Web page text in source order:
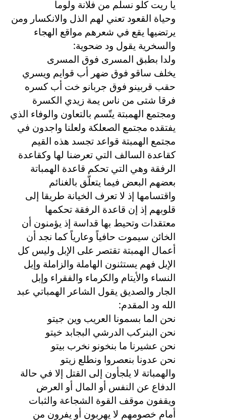
يا ريت كلو نسلم من فلانة ولوما
وحياة القعود تعني لهم الذل والانكسار ومن
يرتضيها يقع في شعرهم مواقع الهجاء
والسخرية يقول ود ضحوية:
ولدا بطبق المسرى فوق المسرى
يخلف ساقو فوق ضهر أب قوايم ويسري
حقب قربينو فوق جربانو خت أب كسره
فرقا شتى من ناس يمة زيدي الكسرة
ومجتمع الهمبتة يتّسم بالتعاون والوفاء الذي
يفتقده مجتمع الصعلكة ولعلنا واجدون في
مجتمع الهمبتة قواعد تجسد هذه القيم
كقاعدة السالف التي تعرضنا لها وكقاعدة
الرفقة وهي التي تحكم قاعدة الهمباتة
بعضهم البعض فيما يتعلّق بالغنائم
واقتسامها إذ لا تعرف الخيانة طريقا إلى
قلوبهم إذ إن قاعدة الرفقة تحكمها
معتقدات وتحيط بها قداسة إذ يؤمنون أن
الخائن سيموت حافياً وعارياً كما نجد أن
أعمال الهمبتة تقتصر على الإبل وليس كل
الإبل فهم يستثنون الهاملة والزاملة وإبل
النساء والأيتام والكرماء والفقراء وإبل
الجار والصديق يقول الشاعر الهمباتي عبد
الله ود المقدم:
نحن الما بسمونا العريب وين جيتو
نحن البنركب الدرشي البجابد خيتو
نحن عشيرنا ما بنخونو نخرب بيتو
نحن عدونا بنعصروا ونطلع زيتو
والهمباتة لا يلجأون إلى القتل إلا في حالة
الدفاع عن النفس أو المال أو العرض
ويقفون موقف القوة الشجاعة والثبات
أمام خصومهم لا يهربون أو يفرون من